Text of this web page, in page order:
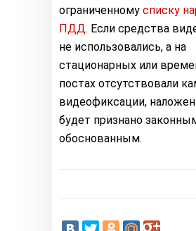
ограниченному списку
ПДД. Если средства
не использовались, а на
стационарных или
постах отсутствовали
видеофиксации,
будет признано
обоснованным.